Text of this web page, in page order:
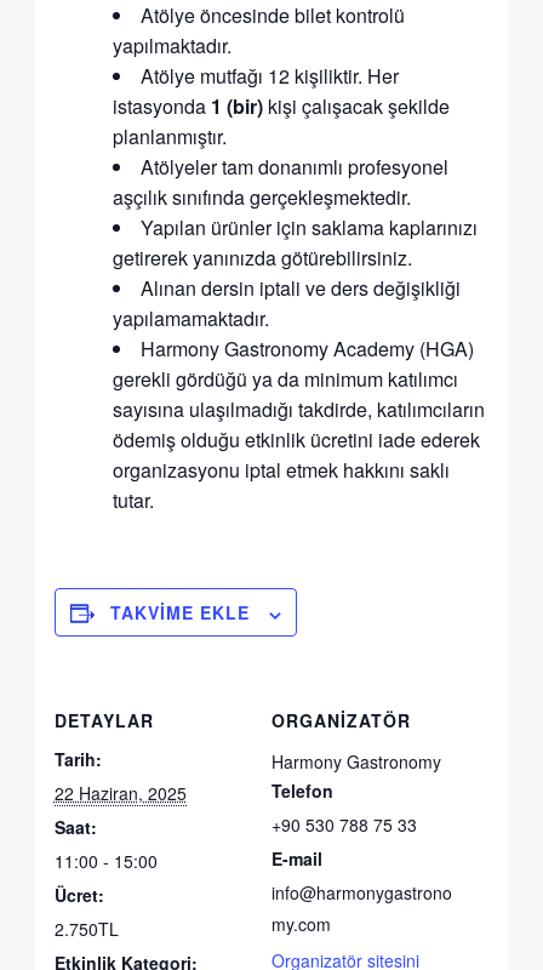
Atölye öncesinde bilet kontrolü
yapılmaktadır.
Atölye mutfağı 12 kişiliktir. Her
istasyonda 1 (bir)kişi çalışacak şekilde
planlanmıştır.
Atölyeler tam donanımlı profesyonel
aşçılık sınıfında gerçekleşmektedir.
Yapılan ürünler için saklama kaplarınızı
getirerek yanınızda götürebilirsiniz.
Alınan dersin iptali ve ders değişikliği
yapılamamaktadır.
Harmony Gastronomy Academy (HGA)
gerekli gördüğü ya da minimum katılımcı
sayısına ulaşılmadığı takdirde, katılımcıların
ödemiş olduğu etkinlik ücretini iade ederek
organizasyonu iptal etmek hakkını saklı
tutar.
TAKVIME EKLE
DETAYLAR
Tarih:
22 Haziran, 2025
Saat:
11:00 - 15:00
Ücret:
2.750TL
Etkinlik Kategori:
ORGANIZATÖR
Harmony Gastronomy
Telefon
+90 530 788 75 33
E-mail
info@harmonygastrono
my.com
Organizatör sitesini